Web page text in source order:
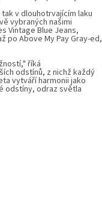
v dlouhotrvajícím laku
vybraných našimi
Vintage Blue Jeans,
po Above My Pay Gray-ed,
říká
odstínů, z nichž každý
vytváří harmonii jako
odstíny, odraz světla